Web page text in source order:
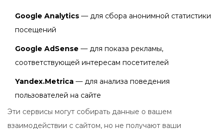
Google Analytics — для сбора анонимной статистики
посещений
Google AdSense — для показа рекламы,
соответствующей интересам посетителей
Yandex.Metrica — для анализа поведения
пользователей на сайте
Эти сервисы могут собирать данные о вашем
взаимодействии с сайтом, но не получают ваши